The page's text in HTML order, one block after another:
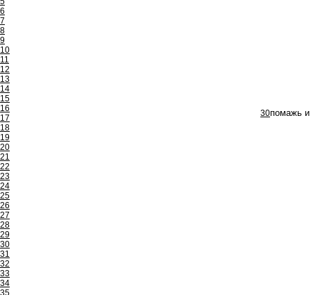
6
7
8
9
10
11
12
13
14
15
16
17
18
19
20
21
22
23
24
25
26
27
28
29
30
31
32
33
34
35
30помажь и